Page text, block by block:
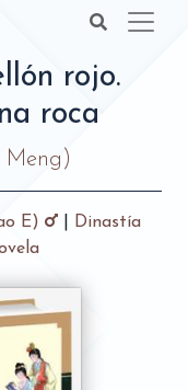
rojo.
roca
Meng)
E)
Dinastía